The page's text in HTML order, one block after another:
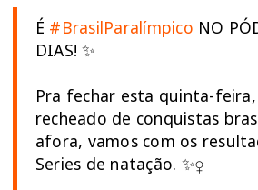
É #BrasilParalímpico NO
DIAS! ✨
Pra fechar esta quinta-
recheado de conquistas
afora, vamos com os
Series de natação. ✨‍♀️